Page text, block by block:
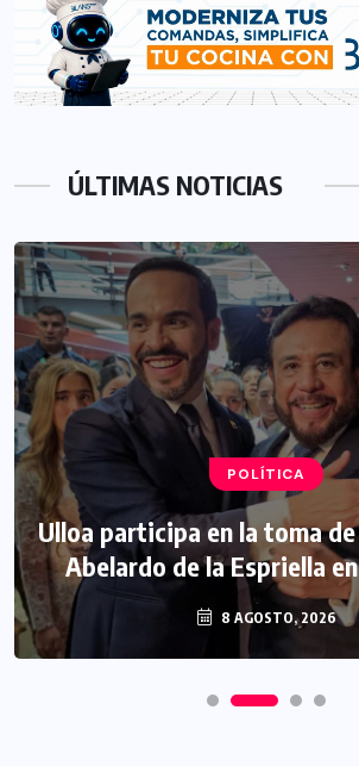
ÚLTIMAS NOTICIAS
POLÍTICA
Ulloa participa en la toma
Abelardo de la Espriella
8 AGOSTO, 2026